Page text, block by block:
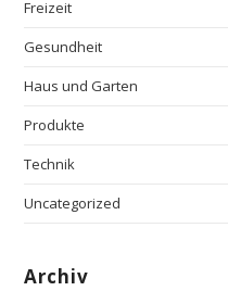
Freizeit
Gesundheit
Haus und Garten
Produkte
Technik
Uncategorized
Archiv